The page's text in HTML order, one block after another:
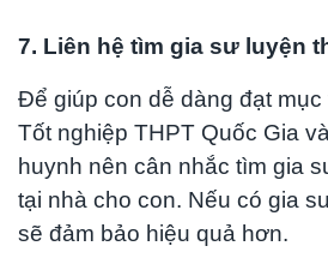
7. Liên hệ tìm gia sư luyện
Để giúp con dễ dàng đạt mục
Tốt nghiệp THPT Quốc Gia
huynh nên cân nhắc tìm gia
tại nhà cho con. Nếu có gia
sẽ đảm bảo hiệu quả hơn.